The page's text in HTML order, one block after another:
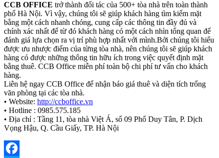
CCB OFFICE trở thành đối tác của 500+ tòa nhà trên toàn thành
phố Hà Nội. Vì vậy, chúng tôi sẽ giúp khách hàng tìm kiếm mặt
bằng một cách nhanh chóng, cung cấp các thông tin đầy đủ và
chính xác nhất để từ đó khách hàng có một cách nhìn tổng quan để
đánh giá lựa chọn ra vị trí phù hợp nhất với mình.Bởi chúng tôi hiểu
được ưu nhược điểm của từng tòa nhà, nên chúng tôi sẽ giúp khách
hàng có được những thông tin hữu ích trong việc quyết định mặt
bằng thuê. CCB Office miễn phí toàn bộ chi phí tư vấn cho khách
hàng.
Liên hệ ngay CCB Office để nhận báo giá thuê và diện tích trống
văn phòng tại các tòa nhà.
• Website: http://ccboffice.vn
• Hotline : 0985.575.185
• Địa chỉ : Tầng 11, tòa nhà Việt Á, số 09 Phố Duy Tân, P. Dịch
Vọng Hậu, Q. Cầu Giấy, TP. Hà Nội